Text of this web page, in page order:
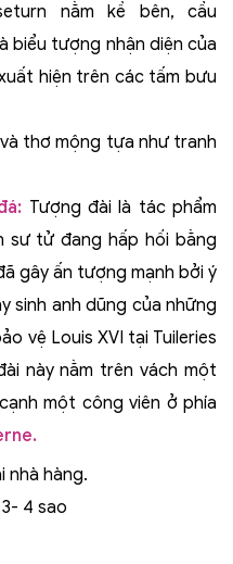
nằm kề bên, cầu
biểu tượng nhận diện của
hiện trên các tấm bưu
thơ mộng tựa như tranh
: Tượng đài là tác phẩm
sư tử đang hấp hối bằng
gây ấn tượng mạnh bởi ý
sinh anh dũng của những
vệ Louis XVI tại Tuileries
này nằm trên vách một
một công viên ở phía
.
nhà hàng.
4 sao